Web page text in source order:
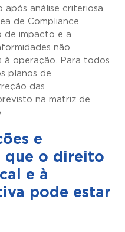
análise criteriosa,
de Compliance
de impacto e a
não
à operação. Para todos
planos de
das
na matriz de
e
que o direito
e à
pode estar